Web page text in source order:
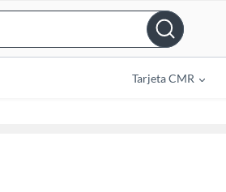
Tarjeta CMR